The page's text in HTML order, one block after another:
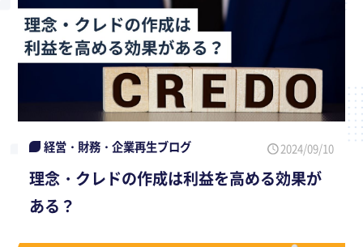
経営・財務・企業再生ブログ 2024/09/10
理念・クレドの作成は利益を高める効果が
ある？